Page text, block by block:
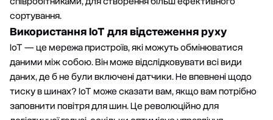
сортування.
Використання IoT для відстеження руху
IoT — це мережа пристроїв, які можуть обмінюватися
даними між собою. Він може відслідковувати всі види
даних, де б не були включені датчики. Не впевнені щодо
тиску в шинах? IoT може сказати вам, якщо вам потрібно
заповнити повітря для шин. Це революційно для